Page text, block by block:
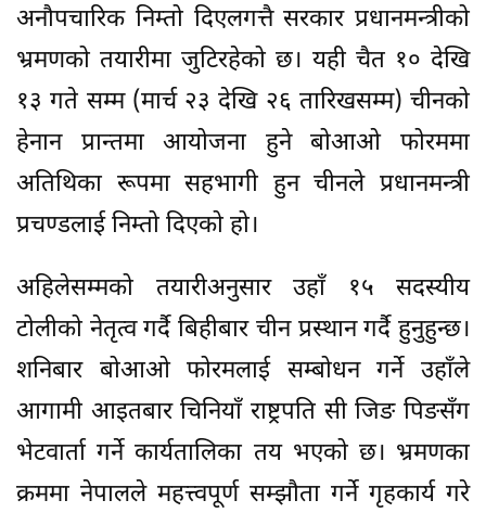
अनौपचारिक निम्तो दिएलगत्तै सरकार प्रधानमन्त्रीको
भ्रमणको तयारीमा जुटिरहेको छ। यही चैत १० देखि
१३ गते सम्म (मार्च २३ देखि २६ तारिखसम्म) चीनको
हेनान प्रान्तमा आयोजना हुने बोआओ फोरममा
अतिथिका रूपमा सहभागी हुन चीनले प्रधानमन्त्री
प्रचण्डलाई निम्तो दिएको हो।
अहिलेसम्मको तयारीअनुसार उहाँ १५ सदस्यीय
टोलीको नेतृत्व गर्दै बिहीबार चीन प्रस्थान गर्दै हुनुहुन्छ।
शनिबार बोआओ फोरमलाई सम्बोधन गर्ने उहाँले
आगामी आइतबार चिनियाँ राष्ट्रपति सी जिङ पिङसँग
भेटवार्ता गर्ने कार्यतालिका तय भएको छ। भ्रमणका
क्रममा नेपालले महत्त्वपूर्ण सम्झौता गर्ने गृहकार्य गरे